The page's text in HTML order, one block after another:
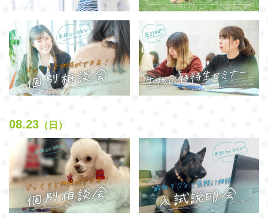
08.23 （日）